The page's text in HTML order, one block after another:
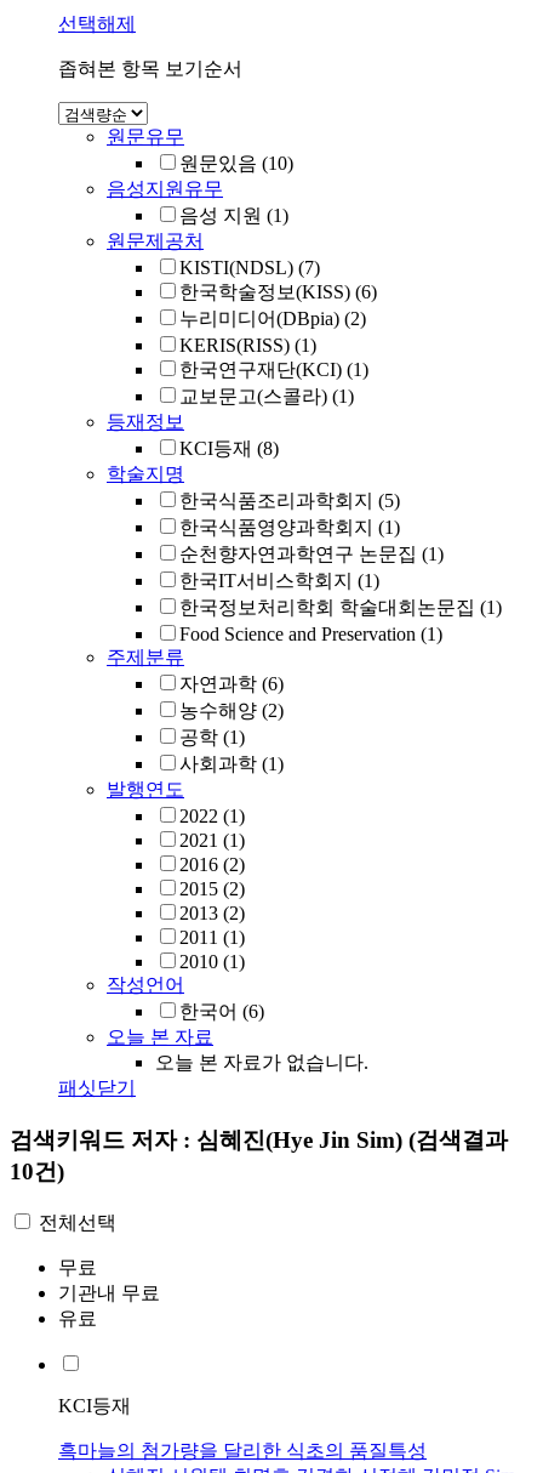
선택해제
좁혀본 항목 보기순서
원문유무
원문있음 (10)
음성지원유무
음성 지원 (1)
원문제공처
KISTI(NDSL) (7)
한국학술정보(KISS) (6)
누리미디어(DBpia) (2)
KERIS(RISS) (1)
한국연구재단(KCI) (1)
교보문고(스콜라) (1)
등재정보
KCI등재 (8)
학술지명
한국식품조리과학회지 (5)
한국식품영양과학회지 (1)
순천향자연과학연구 논문집 (1)
한국IT서비스학회지 (1)
한국정보처리학회 학술대회논문집 (1)
Food Science and Preservation (1)
주제분류
자연과학 (6)
농수해양 (2)
공학 (1)
사회과학 (1)
발행연도
2022 (1)
2021 (1)
2016 (2)
2015 (2)
2013 (2)
2011 (1)
2010 (1)
작성언어
한국어 (6)
오늘 본 자료
오늘 본 자료가 없습니다.
패싯닫기
검색키워드 저자 : 심혜진(Hye Jin Sim) (검색결과
10건)
전체선택
무료
기관내 무료
유료
KCI등재
흑마늘의 첨가량을 달리한 식초의 품질특성